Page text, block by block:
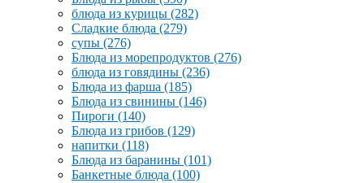
блюда из курицы (282)
Сладкие блюда (279)
супы (276)
Блюда из морепродуктов (276)
блюда из говядины (236)
Блюда из фарша (185)
Блюда из свинины (146)
Пироги (140)
Блюда из грибов (129)
напитки (118)
Блюда из баранины (101)
Банкетные блюда (100)